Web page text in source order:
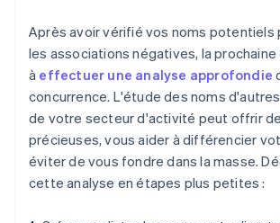
Après avoir vérifié vos noms
les associations négatives, la
à effectuer une analyse approfondie
concurrence. L'étude des noms
de votre secteur d'activité peut offrir
précieuses, vous aider à différencier
éviter de vous fondre dans la masse.
cette analyse en étapes plus petites :